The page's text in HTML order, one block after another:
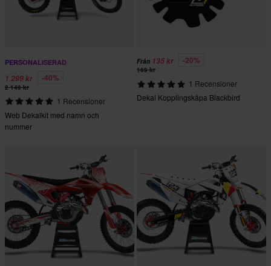
PERSONALISERAD
1 299 kr -40%
2 149 kr
1 Recensioner
Web Dekalkit med namn och
nummer
Från 135 kr -20%
169 kr
1 Recensioner
Dekal Kopplingskåpa Blackbird